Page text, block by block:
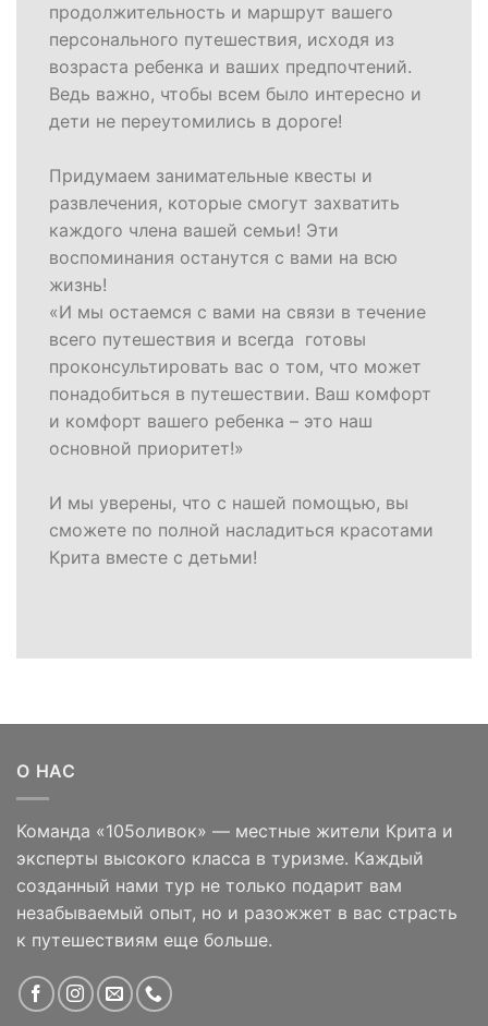
продолжительность и маршрут вашего
персонального путешествия, исходя из
возраста ребенка и ваших предпочтений.
Ведь важно, чтобы всем было интересно и
дети не переутомились в дороге!
Придумаем занимательные квесты и
развлечения, которые смогут захватить
каждого члена вашей семьи! Эти
воспоминания останутся с вами на всю
жизнь!
«И мы остаемся с вами на связи в течение
всего путешествия и всегда готовы
проконсультировать вас о том, что может
понадобиться в путешествии. Ваш комфорт
и комфорт вашего ребенка – это наш
основной приоритет!»
И мы уверены, что с нашей помощью, вы
сможете по полной насладиться красотами
Крита вместе с детьми!
О НАС
Команда «105оливок» — местные жители Крита и
эксперты высокого класса в туризме. Каждый
созданный нами тур не только подарит вам
незабываемый опыт, но и разожжет в вас страсть
к путешествиям еще больше.